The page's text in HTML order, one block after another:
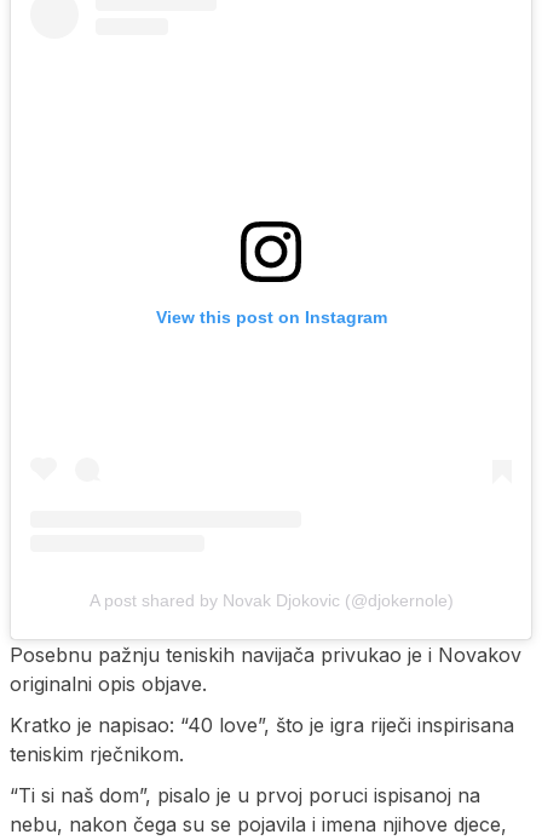
View this post on Instagram
A post shared by Novak Djokovic (@djokernole)
Posebnu pažnju teniskih navijača privukao je i Novakov
originalni opis objave.
Kratko je napisao: “40 love”, što je igra riječi inspirisana
teniskim rječnikom.
“Ti si naš dom”, pisalo je u prvoj poruci ispisanoj na
nebu, nakon čega su se pojavila i imena njihove djece,